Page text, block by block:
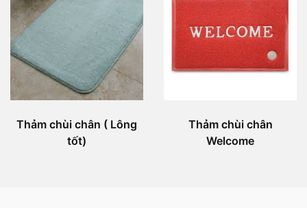
Thảm chùi chân ( Lông
tốt)
Thảm chùi chân
Welcome